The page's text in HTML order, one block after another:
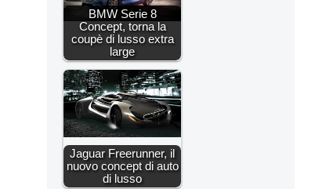
BMW Serie 8
Concept, torna la
coupè di lusso extra
large
Jaguar Freerunner, il
nuovo concept di auto
di lusso